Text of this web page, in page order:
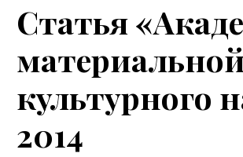
Статья
культурного
2014